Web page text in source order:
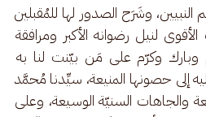
النبيين، وشَرَح الصدور لها للمُقبلين
لنيل رضوانه الأكبر ومرافقة
وكرّم على مَن بيّنت لنا به
إلى حصونها المنيعة، سيِّدنا مُحمَّد
والجاهات السنيّة الوسيعة، وعلى